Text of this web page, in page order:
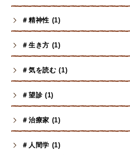
＃精神性 (1)
＃生き方 (1)
＃気を読む (1)
＃望診 (1)
＃治療家 (1)
＃人間学 (1)